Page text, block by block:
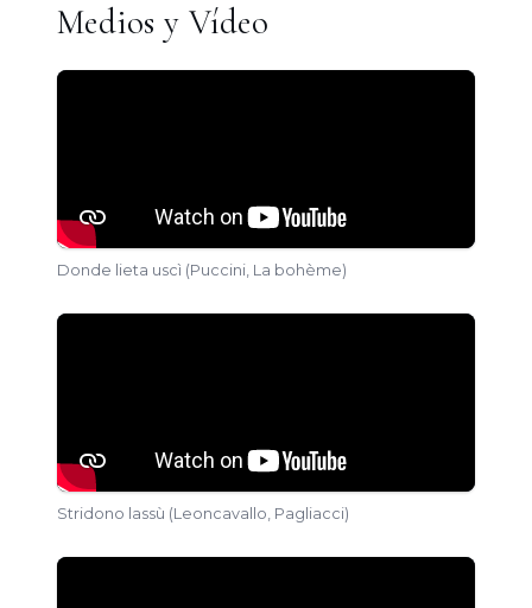
Medios y Vídeo
Donde lieta uscì (Puccini, La bohème)
Stridono lassù (Leoncavallo, Pagliacci)